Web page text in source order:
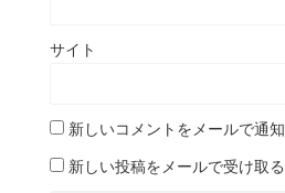
サイト
新しいコメントをメールで通知
新しい投稿をメールで受け取る